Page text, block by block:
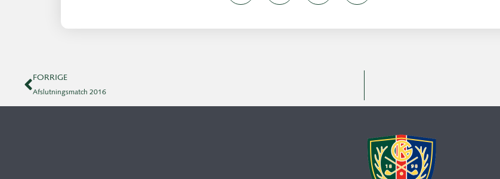
FORRIGE
Afslutningsmatch 2016